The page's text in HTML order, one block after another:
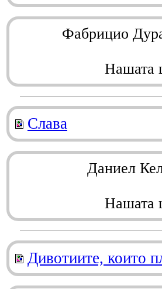
Фабрицио
Нашата
Слава
Даниел
Нашата
Дивотиите, които